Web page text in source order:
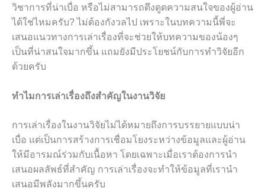
วิชาการที่น่าเบื่อ หรือไม่สามารถดึงดูดความสนใจของผู้อ่าน
ได้ใช่ไหมครับ? ไม่ต้องกังวลไป เพราะในบทความนี้พี่จะ
เสนอแนวทางการเล่าเรื่องที่จะช่วยให้บทความของน้องๆ
เป็นที่น่าสนใจมากขึ้น แถมยังมีประโยชน์กับการทำวิจัยอีก
ด้วยครับ
ทำไมการเล่าเรื่องถึงสำคัญในงานวิจัย
การเล่าเรื่องในงานวิจัยไม่ได้หมายถึงการบรรยายแบบน่า
เบื่อ แต่เป็นการสร้างการเชื่อมโยงระหว่างข้อมูลและผู้อ่าน
ให้มีอารมณ์ร่วมกับเนื้อหา โดยเฉพาะเมื่อเราต้องการนำ
เสนอผลลัพธ์ที่สำคัญ การเล่าเรื่องจะทำให้ข้อมูลที่เรานำ
เสนอมีพลังมากขึ้นครับ